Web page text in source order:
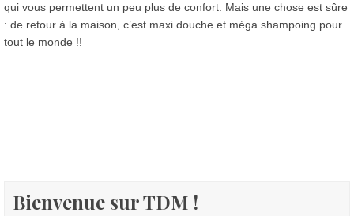
qui vous permettent un peu plus de confort. Mais une chose est sûre
: de retour à la maison, c’est maxi douche et méga shampoing pour
tout le monde !!
Bienvenue sur TDM !